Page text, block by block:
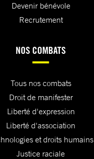
Devenir bénévole
Recrutement
NOS COMBATS
Tous nos combats
Droit de manifester
Liberté d'expression
Liberté d'association
et droits humains
Justice raciale